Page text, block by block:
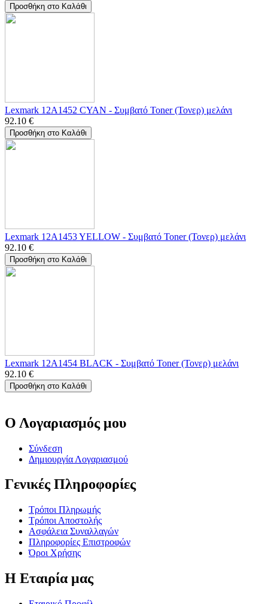
Προσθήκη στο Καλάθι
Lexmark 12A1452 CYAN - Συμβατό Toner (Τονερ) μελάνι
92.10 €
Προσθήκη στο Καλάθι
Lexmark 12A1453 YELLOW - Συμβατό Toner (Τονερ) μελάνι
92.10 €
Προσθήκη στο Καλάθι
Lexmark 12A1454 BLACK - Συμβατό Toner (Τονερ) μελάνι
92.10 €
Προσθήκη στο Καλάθι
Ο Λογαριασμός μου
Σύνδεση
Δημιουργία Λογαριασμού
Γενικές Πληροφορίες
Τρόποι Πληρωμής
Τρόποι Αποστολής
Ασφάλεια Συναλλαγών
Πληροφορίες Επιστροφών
Όροι Χρήσης
Η Εταιρία μας